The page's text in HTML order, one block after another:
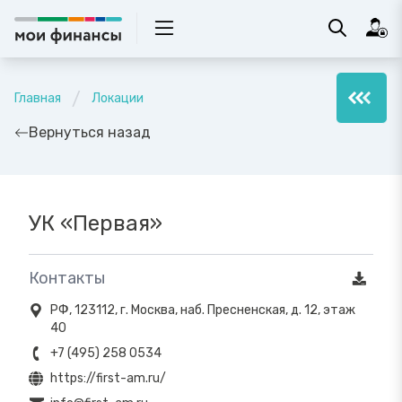
Главная Локации
Вернуться назад
УК «Первая»
Контакты
РФ, 123112, г. Москва, наб. Пресненская, д. 12, этаж
40
+7 (495) 258 0534
https://first-am.ru/